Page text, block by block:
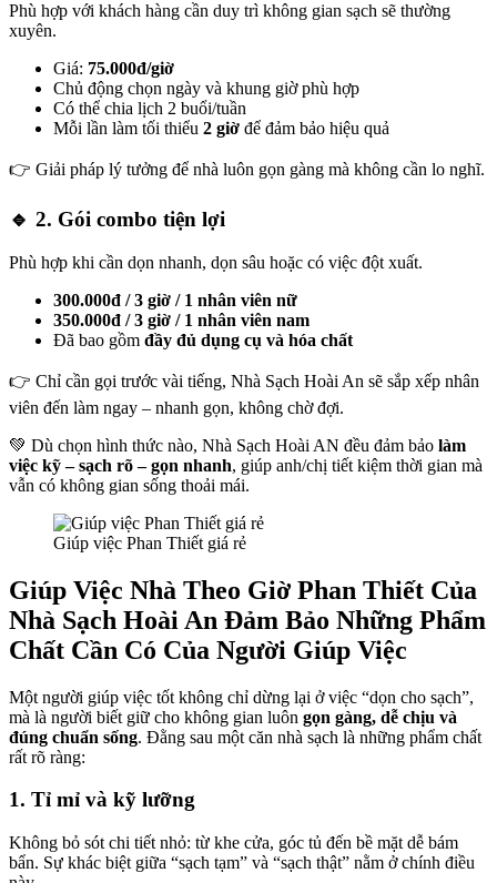
bonusu
bonusu
bonusu
bonusu veren siteler
mp3 downloader
bonusu veren siteler
Forum
giriş
IN TELEGRAM - HACKED SEO
giriş
Phù hợp với khách hàng cần duy trì không gian sạch sẽ thường
xuyên.
Giá: 75.000đ/giờ
Chủ động chọn ngày và khung giờ phù hợp
Có thể chia lịch 2 buổi/tuần
Mỗi lần làm tối thiểu 2 giờ để đảm bảo hiệu quả
👉 Giải pháp lý tưởng để nhà luôn gọn gàng mà không cần lo nghĩ.
🔹 2. Gói combo tiện lợi
Phù hợp khi cần dọn nhanh, dọn sâu hoặc có việc đột xuất.
300.000đ / 3 giờ / 1 nhân viên nữ
350.000đ / 3 giờ / 1 nhân viên nam
Đã bao gồm đầy đủ dụng cụ và hóa chất
👉 Chỉ cần gọi trước vài tiếng, Nhà Sạch Hoài An sẽ sắp xếp nhân
viên đến làm ngay – nhanh gọn, không chờ đợi.
💚 Dù chọn hình thức nào, Nhà Sạch Hoài AN đều đảm bảo làm
việc kỹ – sạch rõ – gọn nhanh, giúp anh/chị tiết kiệm thời gian mà
vẫn có không gian sống thoải mái.
Giúp việc Phan Thiết giá rẻ
Giúp Việc Nhà Theo Giờ Phan Thiết Của
Nhà Sạch Hoài An Đảm Bảo Những Phẩm
Chất Cần Có Của Người Giúp Việc
Một người giúp việc tốt không chỉ dừng lại ở việc “dọn cho sạch”,
mà là người biết giữ cho không gian luôn gọn gàng, dễ chịu và
đúng chuẩn sống. Đằng sau một căn nhà sạch là những phẩm chất
rất rõ ràng:
1. Tỉ mỉ và kỹ lưỡng
Không bỏ sót chi tiết nhỏ: từ khe cửa, góc tủ đến bề mặt dễ bám
bẩn. Sự khác biệt giữa “sạch tạm” và “sạch thật” nằm ở chính điều